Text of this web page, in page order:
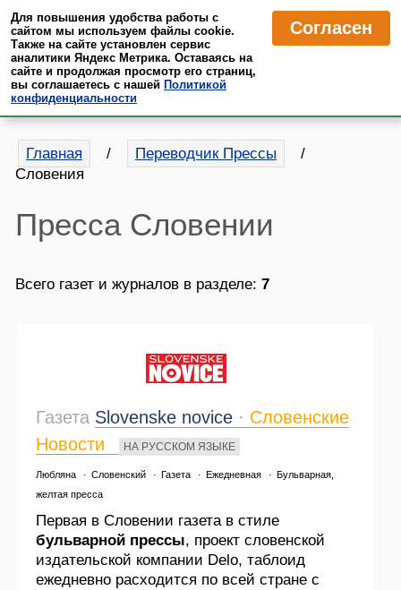
MrTranslate· Пресса
Читайте иностранные СМИ на русском языке в автоматическом
переводе
Главная / Переводчик Прессы
/
Словения
Пресса Словении
Всего газет и журналов в разделе: 7
Газета Slovenske novice · Словенские
Новости
НА РУССКОМ ЯЗЫКЕ
Любляна · Словенский · Газета · Ежедневная · Бульварная,
желтая пресса
Первая в Словении газета в стиле
бульварной прессы, проект словенской
издательской компании Delo, таблоид
ежедневно расходится по всей стране с
Для повышения удобства работы с
сайтом мы используем файлы cookie.
Также на сайте установлен сервис
аналитики Яндекс Метрика. Оставаясь на
сайте и продолжая просмотр его страниц,
вы соглашаетесь с нашей Политикой
конфиденциальности
Согласен